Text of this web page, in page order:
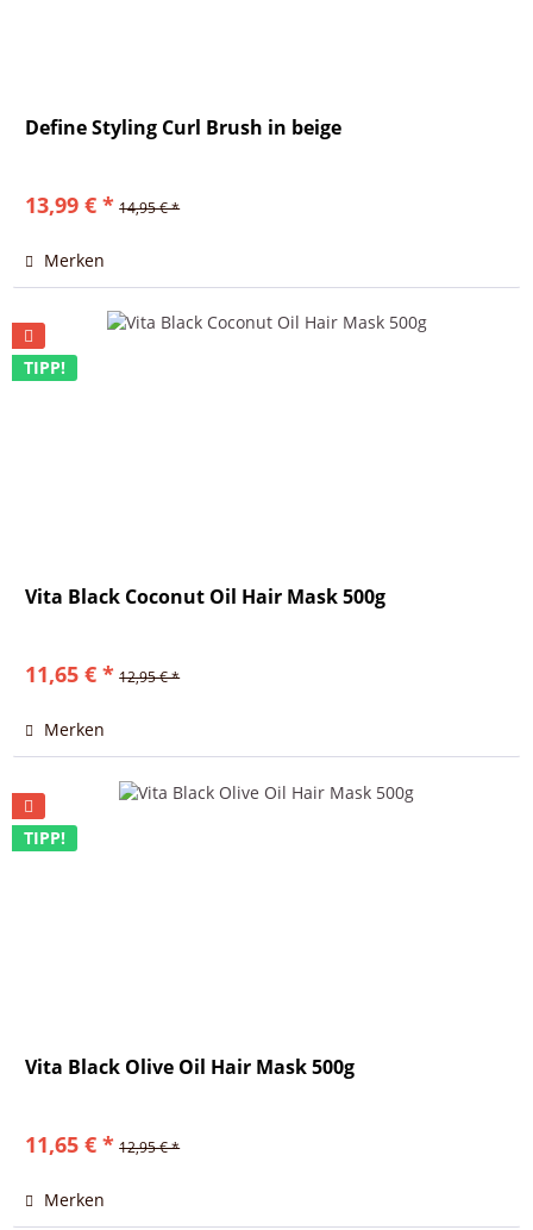
Define Styling Curl Brush in beige
13,99 € * 14,95 € *
Merken
TIPP!
Vita Black Coconut Oil Hair Mask 500g
11,65 € * 12,95 € *
Merken
TIPP!
Vita Black Olive Oil Hair Mask 500g
11,65 € * 12,95 € *
Merken